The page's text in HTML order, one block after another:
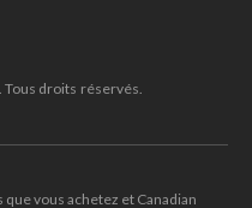
droits réservés.
vous achetez et Canadian